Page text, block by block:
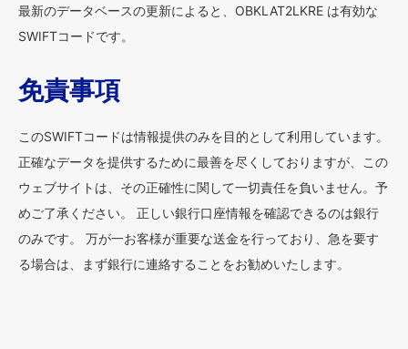
最新のデータベースの更新によると、OBKLAT2LKRE は有効な
SWIFTコードです。
免責事項
このSWIFTコードは情報提供のみを目的として利用しています。
正確なデータを提供するために最善を尽くしておりますが、この
ウェブサイトは、その正確性に関して一切責任を負いません。予
めご了承ください。 正しい銀行口座情報を確認できるのは銀行
のみです。 万が一お客様が重要な送金を行っており、急を要す
る場合は、まず銀行に連絡することをお勧めいたします。